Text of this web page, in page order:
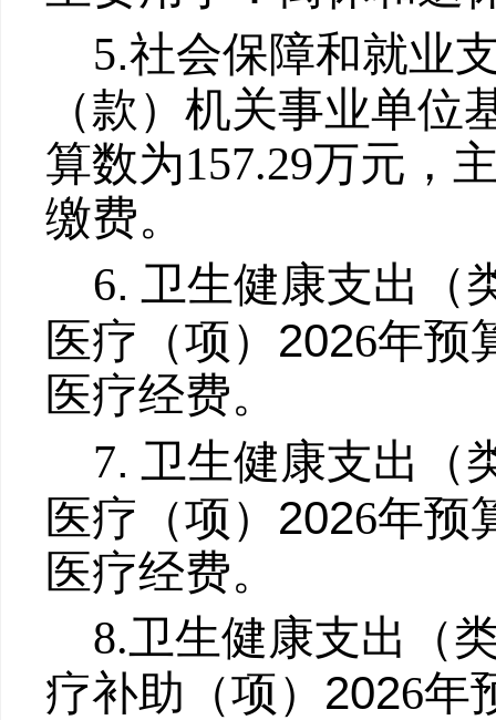
5.社会保障和就业
（款） 机关事业单位
算数为157.29万元，
缴费。
6. 卫生健康支出
（
医疗 （项） 2026年预
医疗经费。
7. 卫生健康支出
（
医疗 （项） 2026年预
医疗经费。
8.卫生健康支出
（
疗补助 （项） 2026年